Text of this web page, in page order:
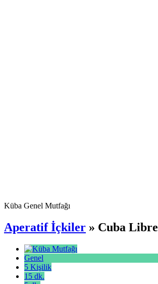
Küba Genel Mutfağı
Aperatif İçkiler » Cuba Libre
Genel
5 Kişilik
15 dk.